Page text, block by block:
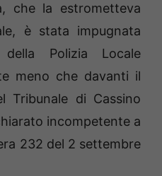
che la estrometteva
è stata impugnata
della Polizia Locale
meno che davanti il
Tribunale di Cassino
incompetente a
232 del 2 settembre